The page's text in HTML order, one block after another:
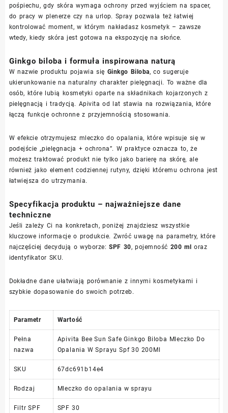
pośpiechu, gdy skóra wymaga ochrony przed wyjściem na spacer,
do pracy w plenerze czy na urlop. Spray pozwala też łatwiej
kontrolować moment, w którym nakładasz kosmetyk – zawsze
wtedy, kiedy skóra jest gotowa na ekspozycję na słońce.
Ginkgo biloba i formuła inspirowana naturą
W nazwie produktu pojawia się Ginkgo Biloba, co sugeruje
ukierunkowanie na naturalny charakter pielęgnacji. To ważne dla
osób, które lubią kosmetyki oparte na składnikach kojarzonych z
pielęgnacją i tradycją. Apivita od lat stawia na rozwiązania, które
łączą funkcje ochronne z przyjemnością stosowania.
W efekcie otrzymujesz mleczko do opalania, które wpisuje się w
podejście „pielęgnacja + ochrona”. W praktyce oznacza to, że
możesz traktować produkt nie tylko jako barierę na skórę, ale
również jako element codziennej rutyny, dzięki któremu ochrona jest
łatwiejsza do utrzymania.
Specyfikacja produktu – najważniejsze dane
techniczne
Jeśli zależy Ci na konkretach, poniżej znajdziesz wszystkie
kluczowe informacje o produkcie. Zwróć uwagę na parametry, które
najczęściej decydują o wyborze:SPF 30, pojemność 200 ml oraz
identyfikator SKU.
Dokładne dane ułatwiają porównanie z innymi kosmetykami i
szybkie dopasowanie do swoich potrzeb.
Parametr Wartość
Pełna
nazwa
Apivita Bee Sun Safe Ginkgo Biloba Mleczko Do
Opalania W Sprayu Spf 30 200Ml
SKU 67dc691b14e4
Rodzaj Mleczko do opalania w sprayu
Filtr SPF SPF 30